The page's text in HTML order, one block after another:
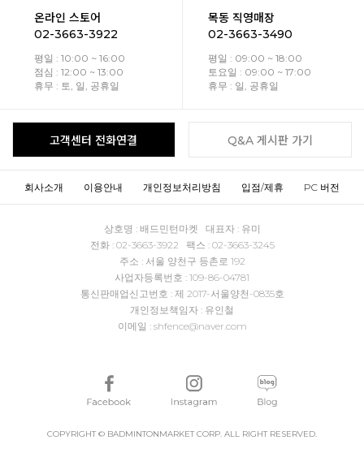
온라인 스토어
02-3663-3922
평일 : 10:00 ~ 16:00
점심 : 12:00 ~ 13:00
휴무 : 토, 일, 공휴일
목동 직영매장
02-3663-3490
평일 : 09:00 ~ 18:00
토요일 : 09:00 ~ 17:00
휴무 : 일, 공휴일
고객센터 전화연결 Q&A 게시판 가기
회사소개 이용안내 개인정보처리방침 입점/제휴 PC 버전
상호명 : 배드민턴마켓 대표자 : 유미
전화 : 02-3663-3922 팩스 : 02-3663-3245
주소 : 서울 양천구 등촌로 192
사업자등록번호 : 109-86-04781
통신판매업신고번호 : 제 2017-서울양천-0835호
개인정보책임자 : 유인철
이메일 : shfence@naver.com
COPYRIGHT © BADMINTONMARKET CORP. ALL RIGHT RESERVED.